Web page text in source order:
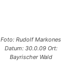
Foto: Rudolf Markones
Datum: 30.0.09 Ort:
Bayrischer Wald